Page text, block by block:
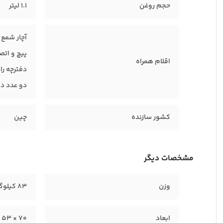
حجم روغن 1.1 لیتر
اقلام همراه
آچار شمع
پیچ و
دفترچه
دو عدد
کشور سازنده چین
مشخصات دیگر
وزن 83 کیلوگرم
ابعاد 70 × 53 × 56 سانتیمتر